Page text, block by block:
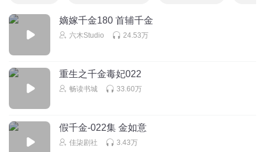
嫡嫁千金180 首辅千金
六木Studio 24.53万
重生之千金毒妃022
畅读书城 33.60万
假千金-022集 金如意
佳柒剧社 3.43万